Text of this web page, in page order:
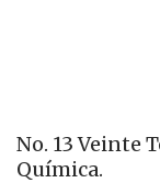
No. 13 Veinte
Química.